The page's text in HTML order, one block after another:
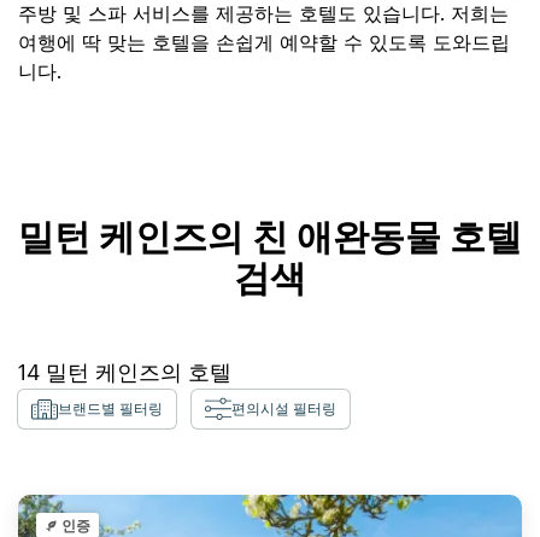
주방 및 스파 서비스를 제공하는 호텔도 있습니다. 저희는
여행에 딱 맞는 호텔을 손쉽게 예약할 수 있도록 도와드립
니다.
밀턴 케인즈의 친 애완동물 호텔
검색
14 밀턴 케인즈의 호텔
브랜드별 필터링 편의시설 필터링
인증